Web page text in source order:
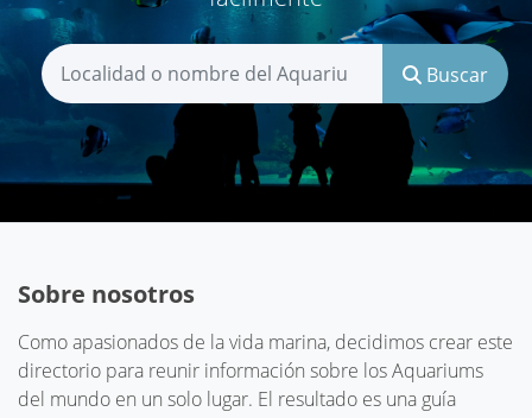
Buscar
Sobre nosotros
Como apasionados de la vida marina, decidimos crear este
directorio para reunir información sobre los Aquariums
del mundo en un solo lugar. El resultado es una guía